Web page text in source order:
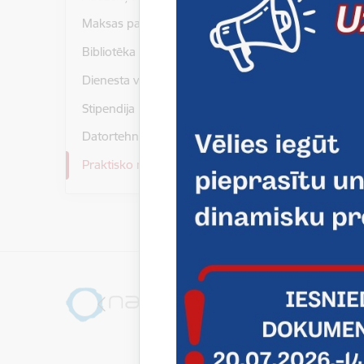
Maksas pakalpojumi
Bibliotēka
Dienesta viesnīca
Stipendija
Datortehnikas piešķiršana
Praktisko mācību īstenošana